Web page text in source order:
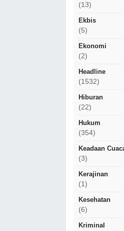
(13)
Ekbis
(5)
Ekonomi
(2)
Headline
(1532)
Hiburan
(22)
Hukum
(354)
Keadaan
(3)
Kerajinan
(1)
Kesehatan
(6)
Kriminal